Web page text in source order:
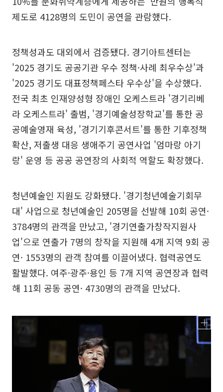
제도로 4128명의 도민이 공연을 관람했다.
정책성과도 대외에서 검증됐다. 경기아트센터는
'2025 경기도 공공기관 우수 정책·사례 최우수상'과
'2025 경기도 대표정책페스타 우수상'을 수상했다.
전국 최초 인재양성형 장애인 오케스트라 '경기리베
라 오케스트라' 출범, '경기예술성장학교'를 통한 공
공예술영재 육성, '경기기후콘서트'를 통한 기후정책
확산, 저출생 대응 생애주기 공연사업 '엄마랑 아기
랑' 운영 등 공공 공연장의 사회적 역할도 확장했다.
청년예술인 지원도 강화됐다. '경기청년예술기회무
대' 사업으로 청년예술인 205명을 선발해 10회 공연·
3784명의 관객을 만났고, '경기연출가창작지원사
업'으로 연출가 7명의 창작을 지원해 4개 지역 9회 공
연· 1553명의 관객 참여를 이끌어냈다. 협력공연도
활발했다. 여주·광주·용인 등 7개 지역 공연장과 협력
해 11회 공동 공연· 4730명의 관객을 만났다.